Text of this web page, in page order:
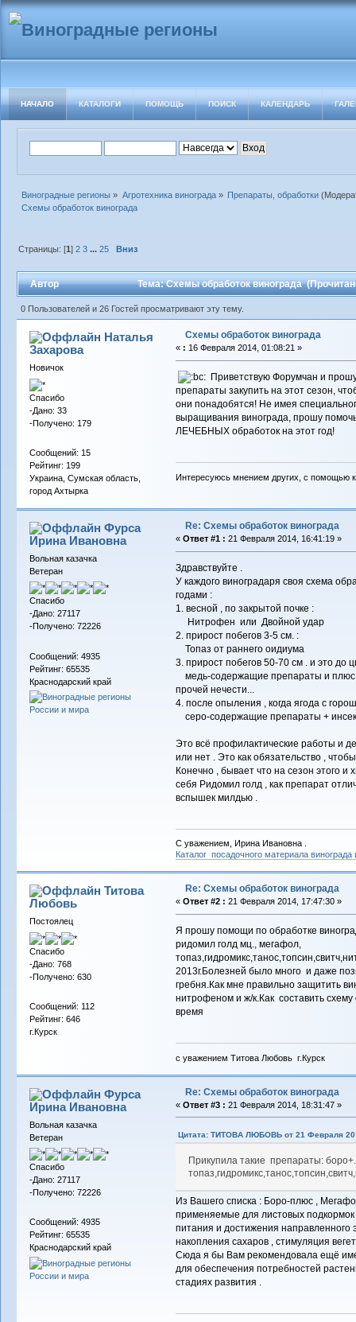
НАЧАЛО КАТАЛОГИ ПОМОЩЬ ПОИСК КАЛЕНДАРЬ
Виноградные регионы » Агротехника винограда» Препараты, обработки
Схемы обработок винограда
Страницы: [1]2 3 ...25 Вниз
Автор Тема: Схемы обработок винограда
0 Пользователей и 26 Гостей просматривают эту тему.
Наталья
Захарова
Новичок
Спасибо
-Дано: 33
-Получено: 179
Сообщений: 15
Рейтинг: 199
Украина, Сумская область,
город Ахтырка
Схемы обработок винограда
« : 16 Февраля 2014, 01:08:21 »
Приветствую Форумчан и
препараты закупить на этот сезон,
они понадобятся! Не имея
выращивания винограда, прошу
ЛЕЧЕБНЫХ обработок на этот год!
Интересуюсь мнением других, с помощью
Фурса
Ирина Ивановна
Вольная казачка
Ветеран
Спасибо
-Дано: 27117
-Получено: 72226
Сообщений: 4935
Рейтинг: 65535
Краснодарский край
Re: Схемы обработок винограда
« Ответ #1 : 21 Февраля 2014, 16:41:19 »
Здравствуйте .
У каждого виноградаря своя схема
годами :
1. весной , по закрытой почке :
Нитрофен или Двойной удар
2. прирост побегов 3-5 см. :
Топаз от раннего оидиума
3. прирост побегов 50-70 см . и это до
медь-содержащие препараты и плюс
прочей нечести...
4. после опыления , когда ягода с
серо-содержащие препараты +
Это всё профилактические работы и
или нет . Это как обязательство ,
Конечно , бывает что на сезон этого и
себя Ридомил голд , как препарат
вспышек милдью .
С уважением, Ирина Ивановна .
Каталог посадочного материала
Титова
Любовь
Постоялец
Спасибо
-Дано: 768
-Получено: 630
Сообщений: 112
Рейтинг: 646
г.Курск
Re: Схемы обработок винограда
« Ответ #2 : 21 Февраля 2014, 17:47:30 »
Я прошу помощи по обработке
ридомил голд мц., мегафол,
2013г.Болезней было много и даже
гребня.Как мне правильно защитить
нитрофеном и ж/к.Как составить схему
время
с уважением Титова Любовь г.Курск
Фурса
Ирина Ивановна
Вольная казачка
Ветеран
Спасибо
-Дано: 27117
-Получено: 72226
Сообщений: 4935
Рейтинг: 65535
Краснодарский край
Re: Схемы обработок винограда
« Ответ #3 : 21 Февраля 2014, 18:31:47 »
Цитата: ТИТОВА ЛЮБОВЬ от 21 Февраля
Прикупила такие препараты:
Из Вашего списка : Боро-плюс ,
применяемые для листовых
питания и достижения
накопления сахаров , стимуляция
Сюда я бы Вам рекомендовала ещё
для обеспечения потребностей
стадиях развития .